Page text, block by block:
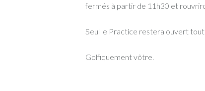
fermés à partir de 11h30 et
Seul le Practice restera ouvert
Golfiquement vôtre.​